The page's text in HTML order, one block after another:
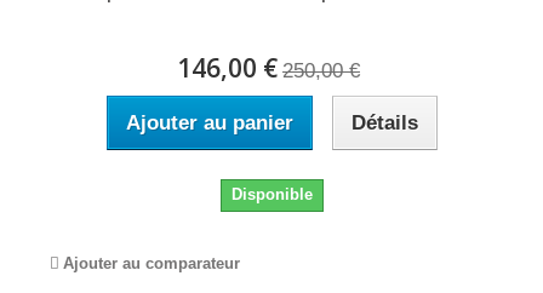
146,00 € 250,00 €
Ajouter au panier Détails
Disponible
Ajouter au comparateur